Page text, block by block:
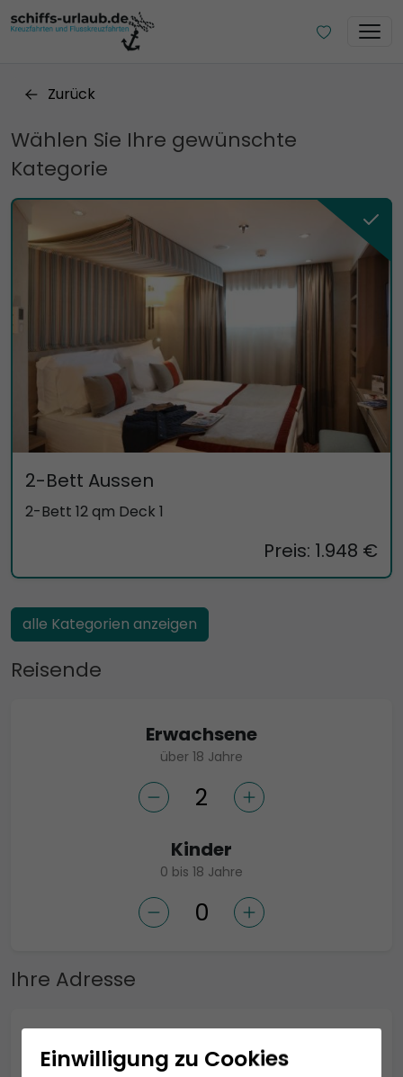
Zurück
Wählen Sie Ihre gewünschte
Kategorie
2-Bett Aussen
2-Bett 12 qm Deck 1
Preis: 1.948 €
alle Kategorien anzeigen
Reisende
Erwachsene
über 18 Jahre
Kinder
0 bis 18 Jahre
Ihre Adresse
Einwilligung zu Cookies